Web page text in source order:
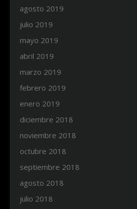
agosto 2019
julio 2019
mayo 2019
abril 2019
marzo 2019
febrero 2019
enero 2019
diciembre 2018
noviembre 2018
octubre 2018
septiembre 2018
agosto 2018
julio 2018